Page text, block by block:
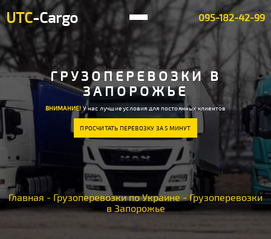
UTC-Cargo 095-182-42-99
ГРУЗОПЕРЕВОЗКИ В
ЗАПОРОЖЬЕ
ВНИМАНИЕ!У нас лучшие условия для постоянных клиентов
ПРОСЧИТАТЬ ПЕРЕВОЗКУ ЗА 5 МИНУТ
Главная - Грузоперевозки по Украине -Грузоперевозки
в Запорожье